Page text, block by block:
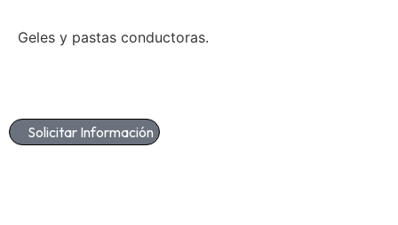
Geles y pastas conductoras.
Solicitar Información